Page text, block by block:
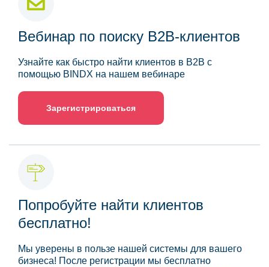
Вебинар по поиску B2B-клиентов
Узнайте как быстро найти клиентов в B2B с
помощью BINDX на нашем вебинаре
Зарегистрироваться
Попробуйте найти клиентов
бесплатно!
Мы уверены в пользе нашей системы для вашего
бизнеса! После регистрации мы бесплатно